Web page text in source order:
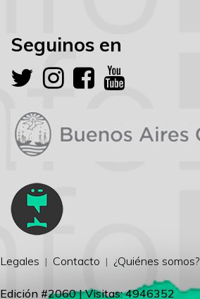
Seguinos en
Legales Contacto ¿Quiénes somos?
Edición #2060 | Visitas: 4946352